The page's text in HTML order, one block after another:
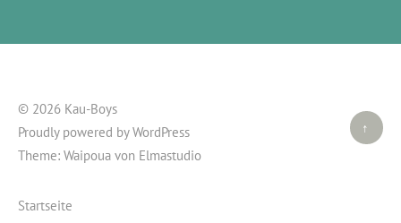
© 2026 Kau-Boys
Proudly powered byWordPress
Theme: Waipoua von Elmastudio
Startseite
Top ↑